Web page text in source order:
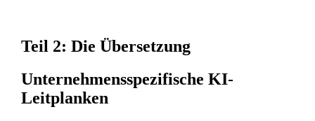
Teil 2: Die Übersetzung
Unternehmensspezifische KI-
Leitplanken